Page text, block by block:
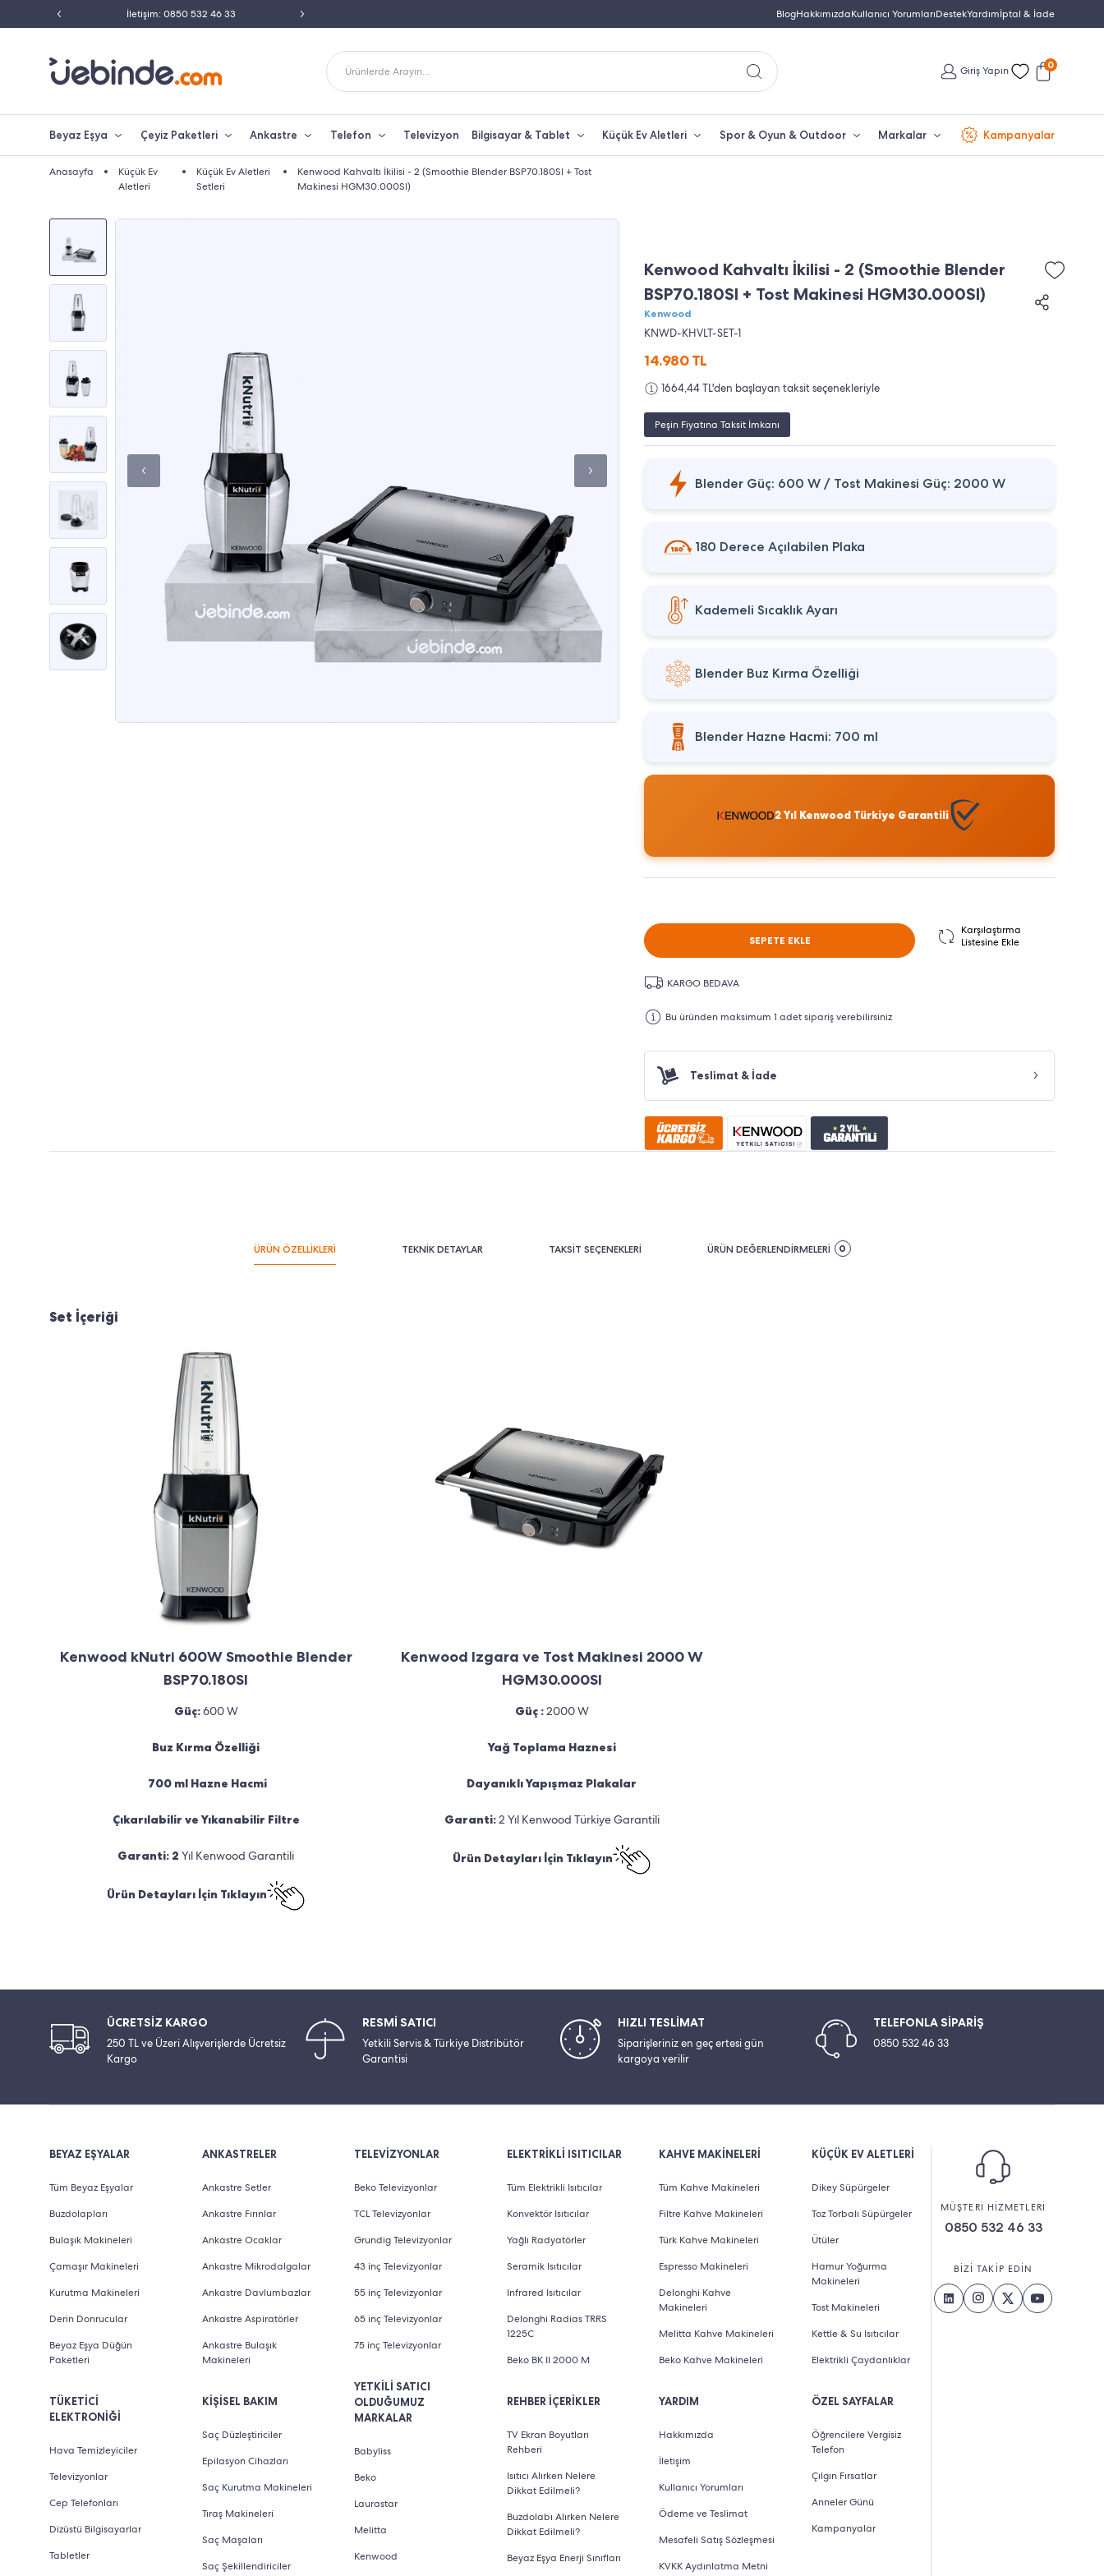
İletişim: 0850 532 46 33 Yetkili Servis & Türkiye Distribütör Garantisi Türkiye'nin En Büyük Beko
BlogHakkımızdaKullanıcı YorumlarıDestekYardımİptal & İade
Ürünlerde Arayın... Giriş Yapın 0
Beyaz Eşya Çeyiz Paketleri Ankastre Telefon Televizyon Bilgisayar & Tablet Küçük Ev Aletleri Spor & Oyun & Outdoor Markalar Kampanyalar
Anasayfa
Küçük Ev
Aletleri
Küçük Ev Aletleri
Setleri
Kenwood Kahvaltı İkilisi - 2 (Smoothie Blender BSP70.180SI + Tost
Makinesi HGM30.000SI)
Kenwood Kahvaltı İkilisi - 2 (Smoothie Blender
BSP70.180SI + Tost Makinesi HGM30.000SI)
Kenwood
KNWD-KHVLT-SET-1
14.980TL
1664,44 TL'den başlayan taksit seçenekleriyle
Peşin Fiyatına Taksit İmkanı
Blender Güç: 600 W / Tost Makinesi Güç: 2000 W
180 Derece Açılabilen Plaka
Kademeli Sıcaklık Ayarı
Blender Buz Kırma Özelliği
Blender Hazne Hacmi: 700 ml
2 Yıl Kenwood Türkiye Garantili
SEPETE EKLE
Karşılaştırma
Listesine Ekle
KARGO BEDAVA
Bu üründen maksimum 1 adet sipariş verebilirsiniz
Teslimat & İade
ÜRÜN ÖZELLİKLERİ TEKNİK DETAYLAR TAKSİT SEÇENEKLERİ ÜRÜN DEĞERLENDİRMELERİ 0
Set İçeriği
Kenwood kNutri 600W Smoothie Blender
BSP70.180SI
Güç:600 W
Buz Kırma Özelliği
700 ml Hazne Hacmi
Çıkarılabilir ve Yıkanabilir Filtre
Garanti: 2Yıl Kenwood Garantili
Ürün Detayları İçin Tıklayın
Kenwood Izgara ve Tost Makinesi 2000 W
HGM30.000SI
Güç :2000 W
Yağ Toplama Haznesi
Dayanıklı Yapışmaz Plakalar
Garanti:2 Yıl Kenwood Türkiye Garantili
Ürün Detayları İçin Tıklayın
ÜCRETSİZ KARGO
250 TL ve Üzeri Alışverişlerde Ücretsiz
Kargo
RESMİ SATICI
Yetkili Servis & Türkiye Distribütör
Garantisi
HIZLI TESLİMAT
Siparişleriniz en geç ertesi gün
kargoya verilir
TELEFONLA SİPARİŞ
0850 532 46 33
BEYAZ EŞYALAR
Tüm Beyaz Eşyalar
Buzdolapları
Bulaşık Makineleri
Çamaşır Makineleri
Kurutma Makineleri
Derin Donrucular
Beyaz Eşya Düğün
Paketleri
TÜKETİCİ
ELEKTRONİĞİ
Hava Temizleyiciler
Televizyonlar
Cep Telefonları
Dizüstü Bilgisayarlar
Tabletler
ANKASTRELER
Ankastre Setler
Ankastre Fırınlar
Ankastre Ocaklar
Ankastre Mikrodalgalar
Ankastre Davlumbazlar
Ankastre Aspiratörler
Ankastre Bulaşık
Makineleri
KİŞİSEL BAKIM
Saç Düzleştiriciler
Epilasyon Cihazları
Saç Kurutma Makineleri
Tıraş Makineleri
Saç Maşaları
Saç Şekillendiriciler
TELEVİZYONLAR
Beko Televizyonlar
TCL Televizyonlar
Grundig Televizyonlar
43 inç Televizyonlar
55 inç Televizyonlar
65 inç Televizyonlar
75 inç Televizyonlar
YETKİLİ SATICI
OLDUĞUMUZ
MARKALAR
Babyliss
Beko
Laurastar
Melitta
Kenwood
ELEKTRİKLİ ISITICILAR
Tüm Elektrikli Isıtıcılar
Konvektör Isıtıcılar
Yağlı Radyatörler
Seramik Isıtıcılar
Infrared Isıtıcılar
Delonghi Radias TRRS
1225C
Beko BK II 2000 M
REHBER İÇERİKLER
TV Ekran Boyutları
Rehberi
Isıtıcı Alırken Nelere
Dikkat Edilmeli?
Buzdolabı Alırken Nelere
Dikkat Edilmeli?
Beyaz Eşya Enerji Sınıfları
KAHVE MAKİNELERİ
Tüm Kahve Makineleri
Filtre Kahve Makineleri
Türk Kahve Makineleri
Espresso Makineleri
Delonghi Kahve
Makineleri
Melitta Kahve Makineleri
Beko Kahve Makineleri
YARDIM
Hakkımızda
İletişim
Kullanıcı Yorumları
Ödeme ve Teslimat
Mesafeli Satış Sözleşmesi
KVKK Aydınlatma Metni
KÜÇÜK EV ALETLERİ
Dikey Süpürgeler
Toz Torbalı Süpürgeler
Ütüler
Hamur Yoğurma
Makineleri
Tost Makineleri
Kettle & Su Isıtıcılar
Elektrikli Çaydanlıklar
ÖZEL SAYFALAR
Öğrencilere Vergisiz
Telefon
Çılgın Fırsatlar
Anneler Günü
Kampanyalar
MÜŞTERİ HİZMETLERİ
0850 532 46 33
BİZİ TAKİP EDİN